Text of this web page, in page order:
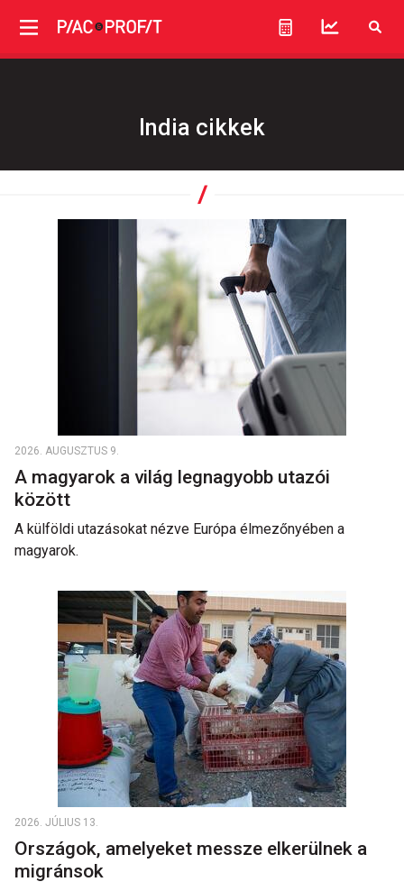
India cikkek
2026. AUGUSZTUS 9.
A magyarok a világ legnagyobb utazói
között
A külföldi utazásokat nézve Európa élmezőnyében a
magyarok.
2026. JÚLIUS 13.
Országok, amelyeket messze elkerülnek a
migránsok